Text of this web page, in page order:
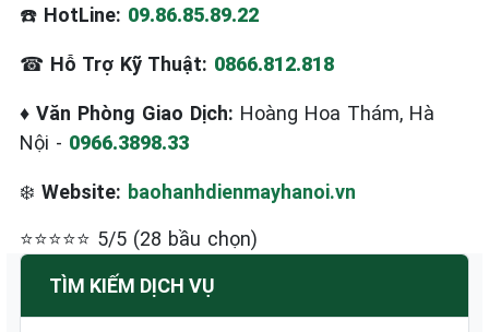
☎️ HotLine: 09.86.85.89.22
☎ Hỗ Trợ Kỹ Thuật: 0866.812.818
♦ Văn Phòng Giao Dịch: Hoàng Hoa Thám, Hà
Nội - 0966.3898.33
❄️ Website: baohanhdienmayhanoi.vn
⭐⭐⭐⭐⭐ 5/5 (28 bầu chọn)
TÌM KIẾM DỊCH VỤ